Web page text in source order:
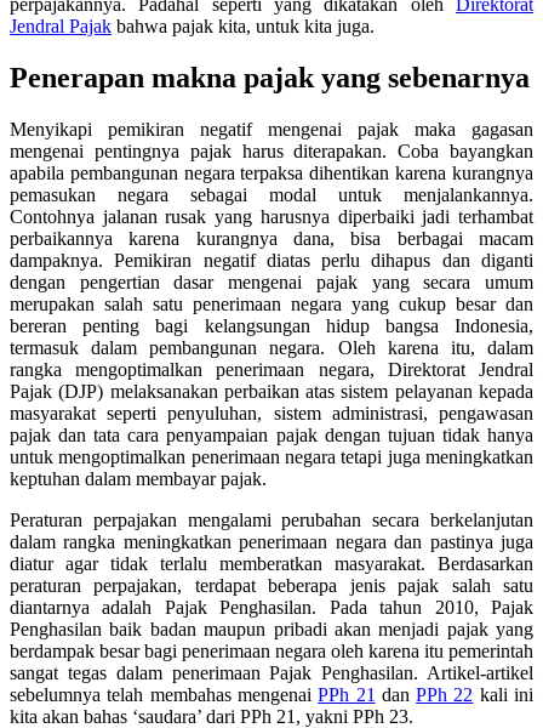
Jendral Pajak bahwa pajak kita, untuk kita juga.
Penerapan makna pajak yang sebenarnya
Menyikapi pemikiran negatif mengenai pajak maka gagasan
mengenai pentingnya pajak harus diterapakan. Coba bayangkan
apabila pembangunan negara terpaksa dihentikan karena kurangnya
pemasukan negara sebagai modal untuk menjalankannya.
Contohnya jalanan rusak yang harusnya diperbaiki jadi terhambat
perbaikannya karena kurangnya dana, bisa berbagai macam
dampaknya. Pemikiran negatif diatas perlu dihapus dan diganti
dengan pengertian dasar mengenai pajak yang secara umum
merupakan salah satu penerimaan negara yang cukup besar dan
bereran penting bagi kelangsungan hidup bangsa Indonesia,
termasuk dalam pembangunan negara. Oleh karena itu, dalam
rangka mengoptimalkan penerimaan negara, Direktorat Jendral
Pajak (DJP) melaksanakan perbaikan atas sistem pelayanan kepada
masyarakat seperti penyuluhan, sistem administrasi, pengawasan
pajak dan tata cara penyampaian pajak dengan tujuan tidak hanya
untuk mengoptimalkan penerimaan negara tetapi juga meningkatkan
keptuhan dalam membayar pajak.
Peraturan perpajakan mengalami perubahan secara berkelanjutan
dalam rangka meningkatkan penerimaan negara dan pastinya juga
diatur agar tidak terlalu memberatkan masyarakat. Berdasarkan
peraturan perpajakan, terdapat beberapa jenis pajak salah satu
diantarnya adalah Pajak Penghasilan. Pada tahun 2010, Pajak
Penghasilan baik badan maupun pribadi akan menjadi pajak yang
berdampak besar bagi penerimaan negara oleh karena itu pemerintah
sangat tegas dalam penerimaan Pajak Penghasilan. Artikel-artikel
sebelumnya telah membahas mengenaiPPh 21 danPPh 22 kali ini
kita akan bahas ‘saudara’ dari PPh 21, yakni PPh 23.